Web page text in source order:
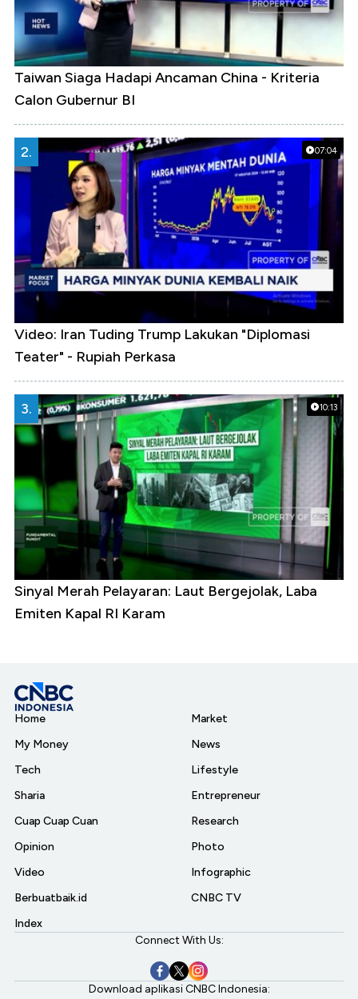
Taiwan Siaga Hadapi Ancaman China - Kriteria
Calon Gubernur BI
07:04
2.
Video: Iran Tuding Trump Lakukan "Diplomasi
Teater" - Rupiah Perkasa
10:13
3.
Sinyal Merah Pelayaran: Laut Bergejolak, Laba
Emiten Kapal RI Karam
Home
My Money
Tech
Sharia
Cuap Cuap Cuan
Opinion
Video
Berbuatbaik.id
Index
Market
News
Lifestyle
Entrepreneur
Research
Photo
Infographic
CNBC TV
Connect With Us:
Download aplikasi CNBC Indonesia: